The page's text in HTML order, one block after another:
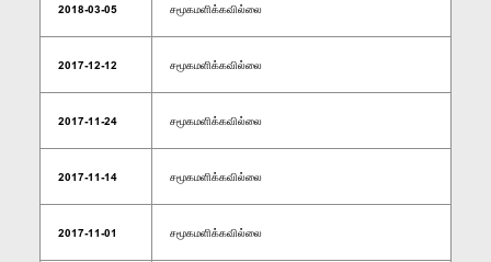
2018-03-05 சமூகமளிக்கவில்லை
2017-12-12 சமூகமளிக்கவில்லை
2017-11-24 சமூகமளிக்கவில்லை
2017-11-14 சமூகமளிக்கவில்லை
2017-11-01 சமூகமளிக்கவில்லை